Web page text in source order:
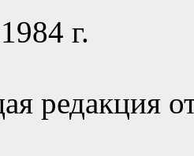
г.
редакция